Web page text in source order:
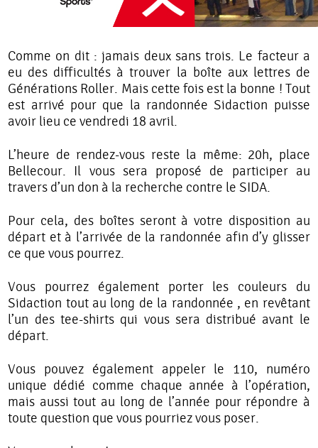
Comme on dit : jamais deux sans trois. Le facteur a
eu des difficultés à trouver la boîte aux lettres de
Générations Roller. Mais cette fois est la bonne ! Tout
est arrivé pour que la randonnée Sidaction puisse
avoir lieu ce vendredi 18 avril.
L’heure de rendez-vous reste la même: 20h, place
Bellecour. Il vous sera proposé de participer au
travers d’un don à la recherche contre le SIDA.
Pour cela, des boîtes seront à votre disposition au
départ et à l’arrivée de la randonnée afin d’y glisser
ce que vous pourrez.
Vous pourrez également porter les couleurs du
Sidaction tout au long de la randonnée , en revêtant
l’un des tee-shirts qui vous sera distribué avant le
départ.
Vous pouvez également appeler le 110, numéro
unique dédié comme chaque année à l’opération,
mais aussi tout au long de l’année pour répondre à
toute question que vous pourriez vous poser.